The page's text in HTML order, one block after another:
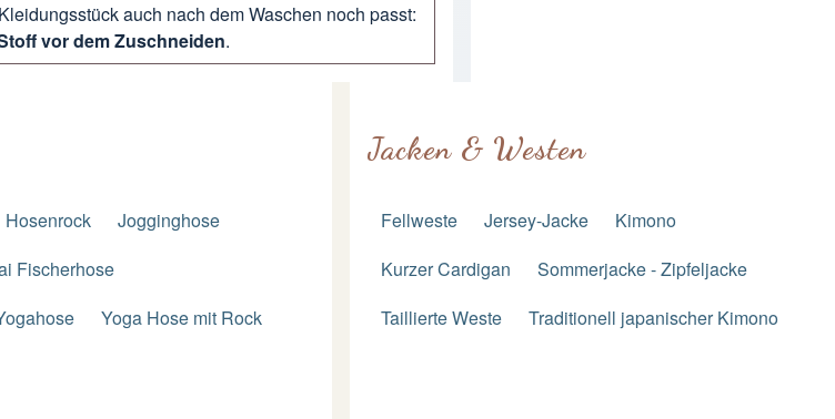
auch nach dem Waschen noch passt:
vor dem Zuschneiden.
Hosenrock
Jogginghose
Fischerhose
Yoga Hose mit Rock
Jacken & Westen
Fellweste Jersey-Jacke
Kimono
Kurzer Cardigan
Sommerjacke - Zipfeljacke
Taillierte Weste
Traditionell japanischer Kimono